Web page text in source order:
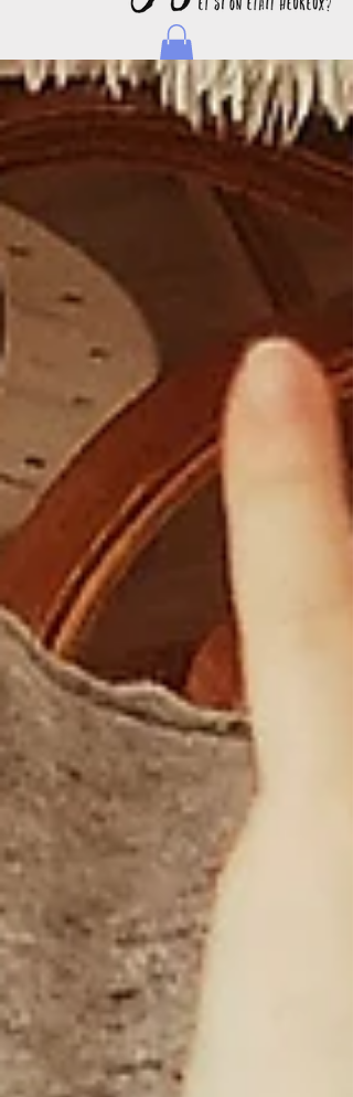
Natacha - Blog d'une maman journaliste et voyageuse